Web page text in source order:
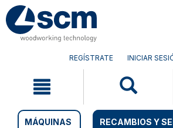
Saltar
contenido
Saltar
menú
REGÍSTRATE INICIAR
MÁQUINAS RECAMBIOS Y